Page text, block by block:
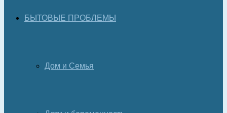
БЫТОВЫЕ ПРОБЛЕМЫ
Дом и Семья